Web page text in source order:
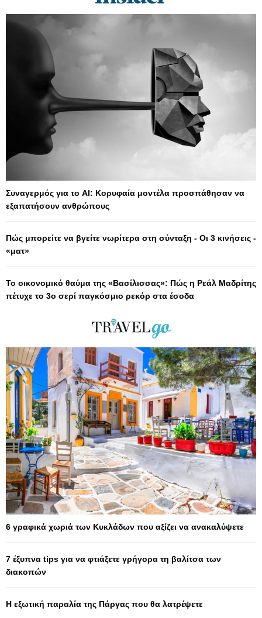
Συναγερμός για το AI: Κορυφαία μοντέλα προσπάθησαν να
εξαπατήσουν ανθρώπους
Πώς μπορείτε να βγείτε νωρίτερα στη σύνταξη - Οι 3 κινήσεις -
«ματ»
Το οικονομικό θαύμα της «Βασίλισσας»: Πώς η Ρεάλ Μαδρίτης
πέτυχε το 3ο σερί παγκόσμιο ρεκόρ στα έσοδα
6 γραφικά χωριά των Κυκλάδων που αξίζει να ανακαλύψετε
7 έξυπνα tips για να φτιάξετε γρήγορα τη βαλίτσα των
διακοπών
Η εξωτική παραλία της Πάργας που θα λατρέψετε